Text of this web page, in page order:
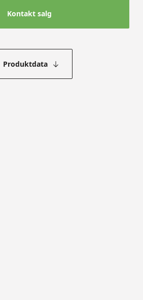
Kontakt salg
Produktdata